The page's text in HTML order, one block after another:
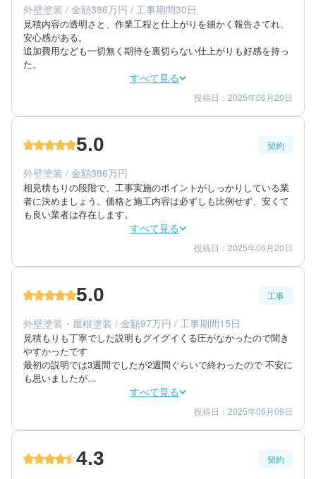
築年数：24年
外壁塗装 / 金額386万円 / 工事期間30日
見積内容の透明さと、作業工程と仕上がりを細かく報告さてれ、
安心感がある。
追加費用なども一切無く期待を裏切らない仕上がりも好感を持っ
た。
すべて見る
仕上がり 5
満足度 5
60代/男性/一棟アパート
築年数：23年
投稿日：2025年06月20日
5.0 契約
外壁塗装 / 金額386万円
相見積もりの段階で、工事実施のポイントがしっかりしている業
者に決めましょう。価格と施工内容は必ずしも比例せず、安くて
も良い業者は存在します。
すべて見る
金額感 5
担当者 5
60代/男性/一棟アパート
築年数：23年
投稿日：2025年06月20日
5.0 工事
外壁塗装・屋根塗装 / 金額97万円 / 工事期間15日
見積もりも丁寧でした説明もグイグイくる圧がなかったので聞き
やすかったです
最初の説明では3週間でしたが2週間ぐらいで終わったので 不安に
も思いましたが
天候がよかったので 乾きも早くとの説明がありました
塗りむらがあるのを終わってから気づきましたがその後業者方が
来た時にすぐ分かったみたいでこちらから言う前に言われ
すぐに対応してもらいました
すべて見る
仕上がり 5
満足度 5
50代/女性/一戸建て
投稿日：2025年06月09日
4.3 契約